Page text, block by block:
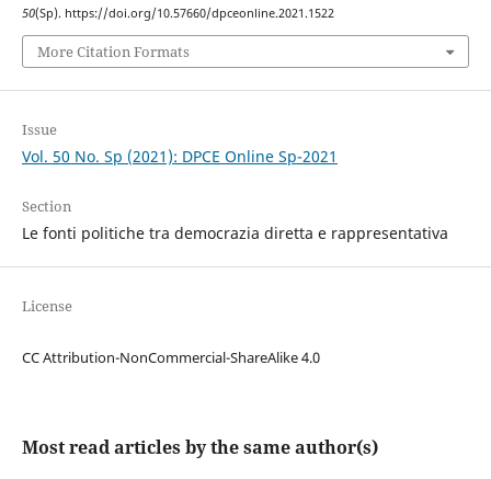
50(Sp). https://doi.org/10.57660/dpceonline.2021.1522
More Citation Formats
Issue
Vol. 50 No. Sp (2021): DPCE Online Sp-2021
Section
Le fonti politiche tra democrazia diretta e rappresentativa
License
CC Attribution-NonCommercial-ShareAlike 4.0
Most read articles by the same author(s)